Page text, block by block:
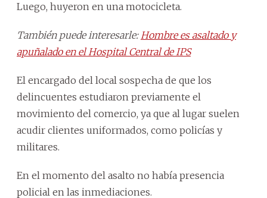
Luego, huyeron en una motocicleta.
También puede interesarle:Hombre es asaltado y
apuñalado en el Hospital Central de IPS
El encargado del local sospecha de que los
delincuentes estudiaron previamente el
movimiento del comercio, ya que al lugar suelen
acudir clientes uniformados, como policías y
militares.
En el momento del asalto no había presencia
policial en las inmediaciones.